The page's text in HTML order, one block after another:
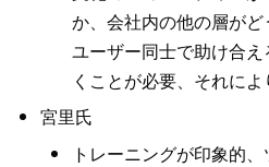
か、会社内の他の層がど
ユーザー同士で助け合
くことが必要、それに
宮里氏
トレーニングが印象的